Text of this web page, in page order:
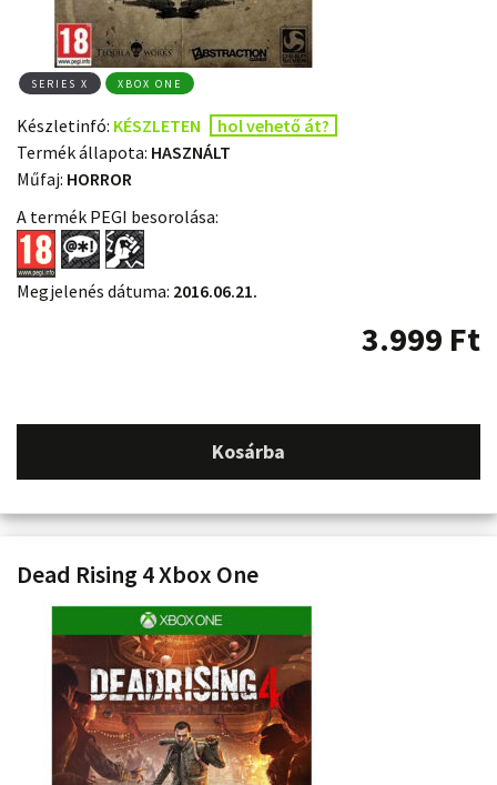
SERIES X XBOX ONE
Készletinfó: KÉSZLETEN
hol vehető át?
Termék állapota: HASZNÁLT
Műfaj: HORROR
A termék PEGI besorolása:
Megjelenés dátuma: 2016.06.21.
3.999 Ft
Kosárba
Dead Rising 4 Xbox One